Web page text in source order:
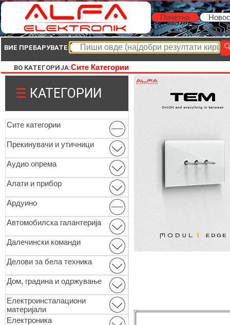
Почетна
ВИЕ ПРЕБАРУВАТЕ:
ВО КАТЕГОРИЈА:Сите Категории
☰ КАТЕГОРИИ
Сите категории
Прекинувачи и утичници
Аудио опрема
Алати и прибор
Ардуино
Автомобилска галантерија
Далечински команди
Делови за бела техника
Дом, градина и одржување
Електроинсталациони
материјали
Електроника